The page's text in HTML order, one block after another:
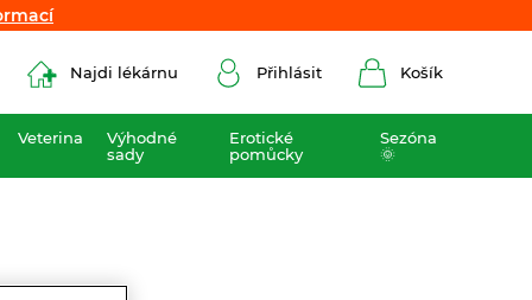
Najdi lékárnu Přihlásit Košík
Veterina
Výhodné
sady
Erotické
pomůcky
Sezóna
🌞